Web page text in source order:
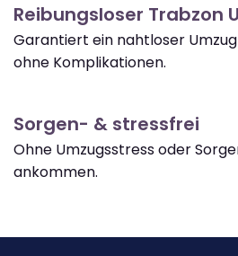
Reibungsloser Trabzon
Garantiert ein nahtloser
ohne Komplikationen.
Sorgen- & stressfrei
Ohne Umzugsstress oder
ankommen.